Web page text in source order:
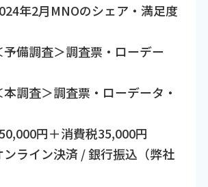
年2月MNOのシェア・満足度
備調査＞調査票・ローデー
調査票・ローデータ・
円＋消費税35,000円
ンライン決済 / 銀行振込（弊社